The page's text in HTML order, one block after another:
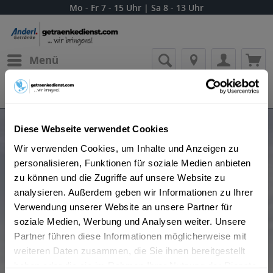
Diese Webseite verwendet Cookies
Wir verwenden Cookies, um Inhalte und Anzeigen zu
personalisieren, Funktionen für soziale Medien anbieten
zu können und die Zugriffe auf unsere Website zu
analysieren. Außerdem geben wir Informationen zu Ihrer
Verwendung unserer Website an unsere Partner für
soziale Medien, Werbung und Analysen weiter. Unsere
Partner führen diese Informationen möglicherweise mit
weiteren Daten zusammen, die Sie ihnen bereitgestellt
Mo - Fr 7 - 15 Uhr | Sa 8 - 13 Uhr
Menü
Bestellung widerrufen
Datenschutzerklärung
Produkte von Haig Whisky
Beliebtheit